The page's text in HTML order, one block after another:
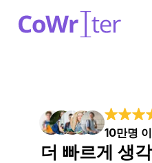
10만명
더 빠르게 생